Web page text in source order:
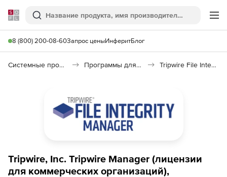
Softline
Поиск
8 (800) 200-08-60Запрос ценыИнферитБлог
Системные программы Программы для настройки системы Tripwire File Integrity Manager
Tripwire, Inc. Tripwire Manager (лицензии
для коммерческих организаций),